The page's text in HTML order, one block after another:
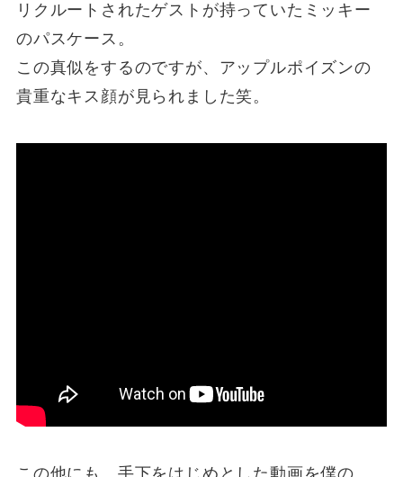
リクルートされたゲストが持っていたミッキー
のパスケース。
この真似をするのですが、アップルポイズンの
貴重なキス顔が見られました笑。
この他にも、手下をはじめとした動画を僕の